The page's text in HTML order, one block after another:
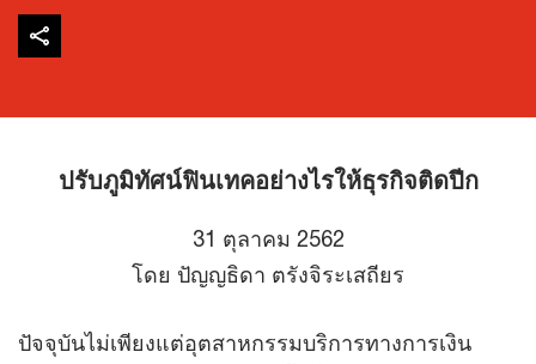
ปรับภูมิทัศน์ฟินเทคอย่างไรให้ธุรกิจติดปีก
31 ตุลาคม 2562
โดย ปัญญธิดา ตรังจิระเสถียร
ปัจจุบันไม่เพียงแต่อุตสาหกรรมบริการทางการเงิน